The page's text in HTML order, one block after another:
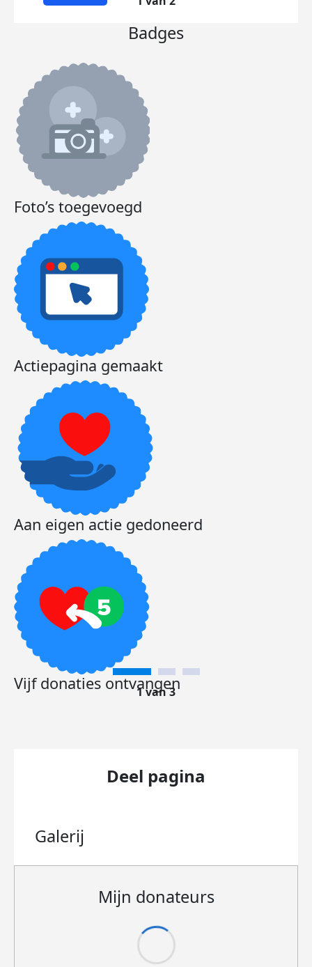
Badges
Foto’s toegevoegd
Actiepagina gemaakt
Aan eigen actie gedoneerd
Vijf donaties ontvangen
1 van 3
Deel pagina
Galerij
Mijn donateurs